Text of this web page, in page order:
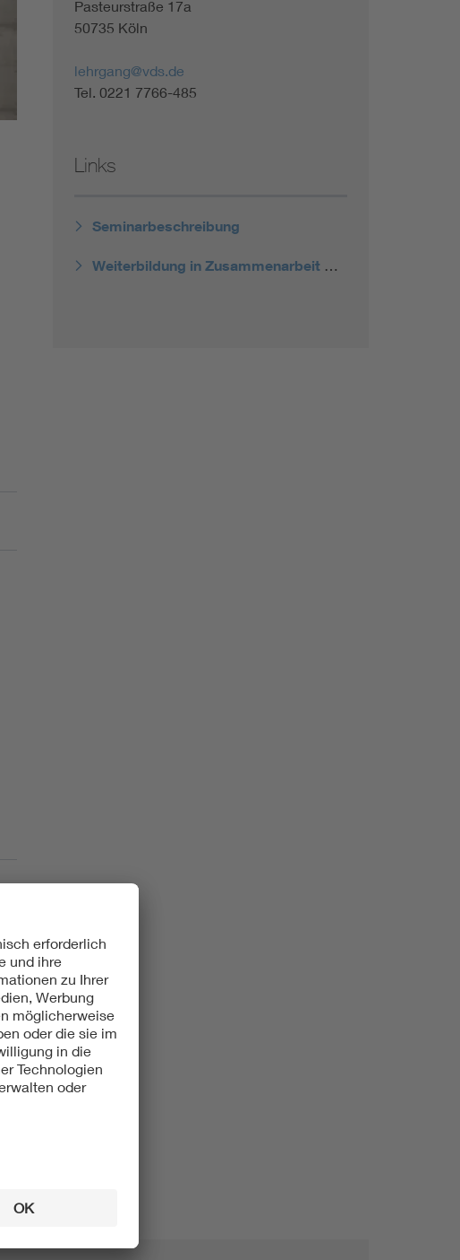
Renewable energies
Environmental Protection
Pasteurstraße 17a
50735 Köln
lehrgang@vds.de
Tel. 0221 7766-485
Links
Seminarbeschreibung
Weiterbildung in Zusammenarbeit mit dem VDE ABB